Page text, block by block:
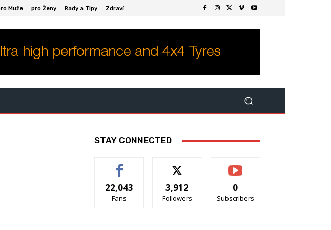
Muže pro Ženy Rady a Tipy Zdraví
STAY CONNECTED
22,043
Fans
3,912
Followers
0
Subscribers